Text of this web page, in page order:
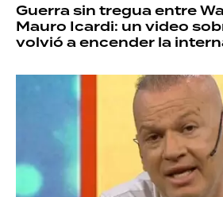
Guerra sin tregua entre
Mauro Icardi: un video
volvió a encender la